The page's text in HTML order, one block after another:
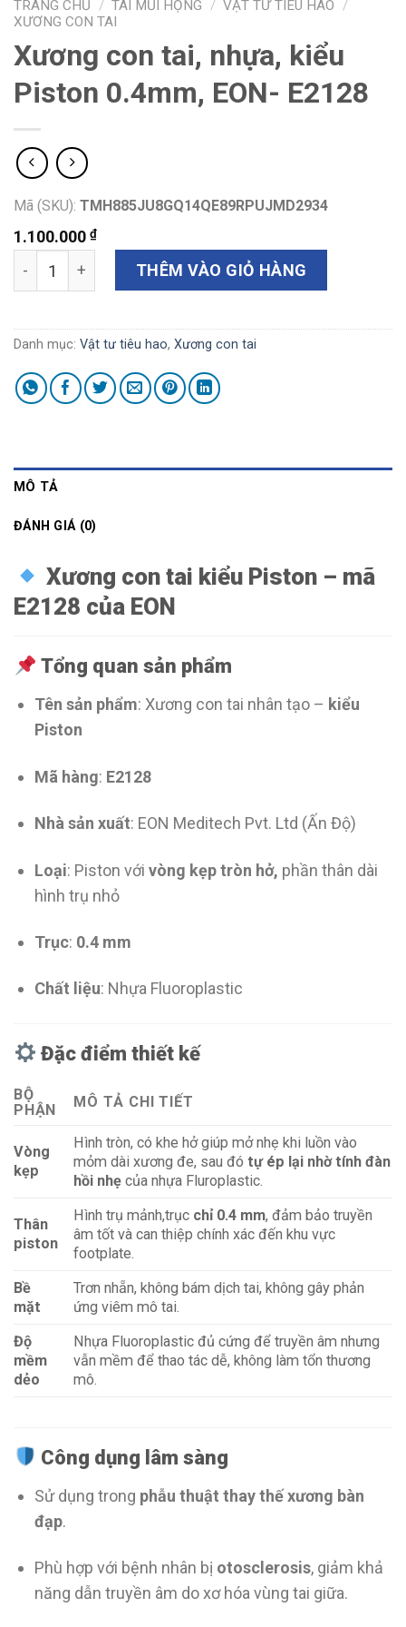
TRANG CHỦ / TAI MŨI HỌNG / VẬT TƯ TIÊU HAO /
XƯƠNG CON TAI
Xương con tai, nhựa, kiểu
Piston 0.4mm, EON- E2128
Mã (SKU): TMH885JU8GQ14QE89RPUJMD2934
1.100.000 ₫
Xương con tai, nhựa, kiểu Piston 0.4mm, EON- E2128 số
THÊM VÀO GIỎ HÀNG
Danh mục: Vật tư tiêu hao, Xương con tai
MÔ TẢ
ĐÁNH GIÁ (0)
Xương con tai kiểu Piston – mã
E2128 của EON
Tổng quan sản phẩm
Tên sản phẩm: Xương con tai nhân tạo – kiểu
Piston
Mã hàng: E2128
Nhà sản xuất: EON Meditech Pvt. Ltd (Ấn Độ)
Loại: Piston vớivòng kẹp tròn hở, phần thân dài
hình trụ nhỏ
Trục: 0.4 mm
Chất liệu: Nhựa Fluoroplastic
Đặc điểm thiết kế
BỘ
PHẬN
MÔ TẢ CHI TIẾT
Vòng
kẹp
Hình tròn, có khe hở giúp mở nhẹ khi luồn vào
mỏm dài xương đe, sau đótự ép lại nhờ tính đàn
hồi nhẹ của nhựa Fluroplastic.
Thân
piston
Hình trụ mảnh,trục chỉ 0.4 mm, đảm bảo truyền
âm tốt và can thiệp chính xác đến khu vực
footplate.
Bề
mặt
Trơn nhẵn, không bám dịch tai, không gây phản
ứng viêm mô tai.
Độ
mềm
dẻo
Nhựa Fluoroplastic đủ cứng để truyền âm nhưng
vẫn mềm để thao tác dễ, không làm tổn thương
mô.
Công dụng lâm sàng
Sử dụng trong phẫu thuật thay thế xương bàn
đạp.
Phù hợp với bệnh nhân bị otosclerosis, giảm khả
năng dẫn truyền âm do xơ hóa vùng tai giữa.